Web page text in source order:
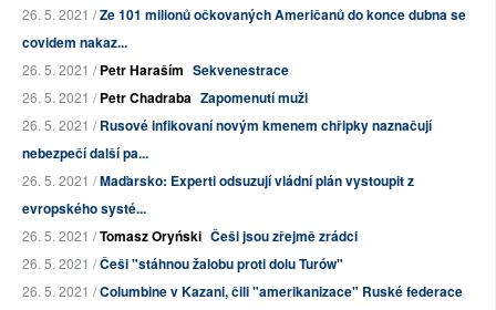
26. 5. 2021 /Ze 101 milionů očkovaných Američanů do konce dubna se
covidem nakaz...
26. 5. 2021 /Petr Haraším Sekvenestrace
26. 5. 2021 /Petr Chadraba Zapomenutí muži
26. 5. 2021 /Rusové infikovaní novým kmenem chřipky naznačují
nebezpečí další pa...
26. 5. 2021 /Maďarsko: Experti odsuzují vládní plán vystoupit z
evropského systé...
26. 5. 2021 /Tomasz Oryński Češi jsou zřejmě zrádci
26. 5. 2021 /Češi "stáhnou žalobu proti dolu Turów"
26. 5. 2021 /Columbine v Kazani, čili "amerikanizace" Ruské federace